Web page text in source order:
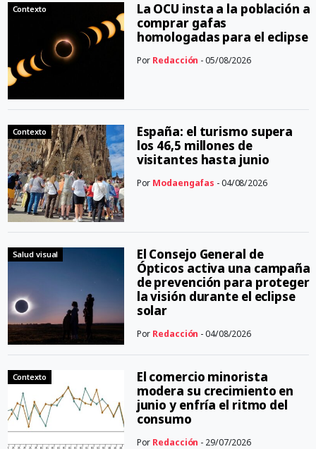
Contexto
La OCU insta a la población a
comprar gafas
homologadas para el eclipse
Por Redacción - 05/08/2026
Contexto
España: el turismo supera
los 46,5 millones de
visitantes hasta junio
Por Modaengafas - 04/08/2026
Salud visual
El Consejo General de
Ópticos activa una campaña
de prevención para proteger
la visión durante el eclipse
solar
Por Redacción - 04/08/2026
Contexto
El comercio minorista
modera su crecimiento en
junio y enfría el ritmo del
consumo
Por Redacción - 29/07/2026